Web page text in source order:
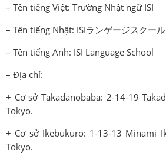
– Tên tiếng Việt: Trường Nhật ngữ ISI
– Tên tiếng Nhật: ISIランゲージスクール
– Tên tiếng Anh: ISI Language School
– Địa chỉ:
+ Cơ sở Takadanobaba: 2-14-19
Tokyo.
+ Cơ sở Ikebukuro: 1-13-13 Minami
Tokyo.